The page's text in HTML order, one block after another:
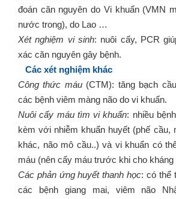
đoán căn nguyên do Vi khuẩn (VMN
nước trong), do Lao …
Xét nghiệm vi sinh: nuôi cấy, PCR
xác căn nguyên gây bệnh.
Các xét nghiệm khác
Công thức máu(CTM): tăng bạch
các bệnh viêm màng não do vi khuẩn.
Nuôi cấy máu tìm vi khuẩn: nhiều
kèm với nhiễm khuẩn huyết (phế cầu,
khác, não mô cầu..) và vi khuẩn có
máu (nên cấy máu trước khi cho kháng
Các phản ứng huyết thanh học: có thể
các bệnh giang mai, viêm não